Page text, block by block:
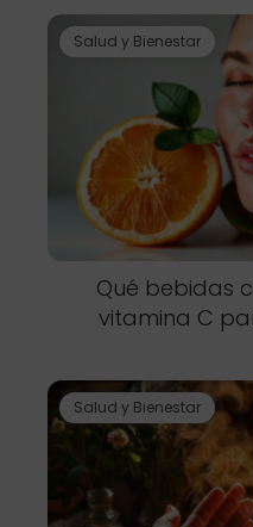
Salud y Bienestar
Qué bebidas
vitamina C
Salud y Bienestar